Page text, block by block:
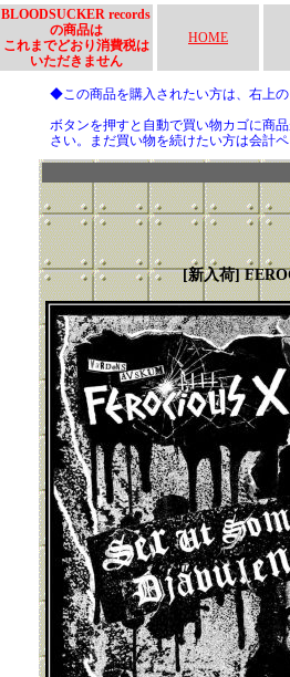
BLOODSUCKER records
の商品は
これまでどおり消費税は
いただきません
HOME
◆この商品を購入されたい方は、右上
ボタンを押すと自動で買い物カゴに商
さい。まだ買い物を続けたい方は会計
[新入荷]